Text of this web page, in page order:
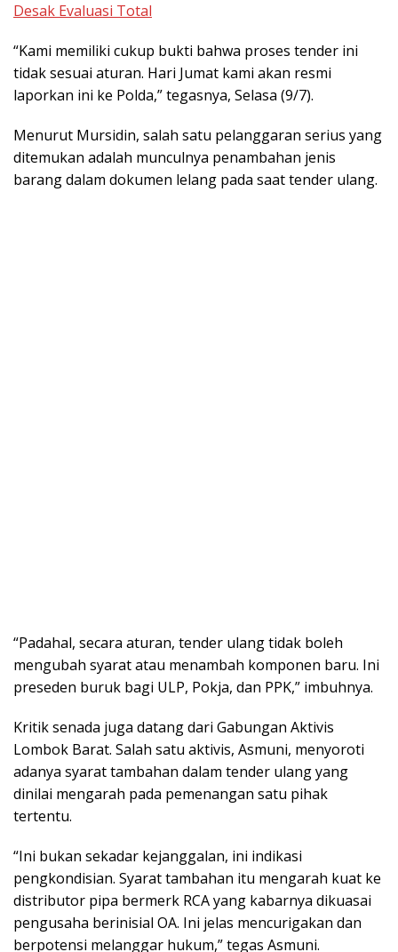
Desak Evaluasi Total
“Kami memiliki cukup bukti bahwa proses tender ini
tidak sesuai aturan. Hari Jumat kami akan resmi
laporkan ini ke Polda,” tegasnya, Selasa (9/7).
Menurut Mursidin, salah satu pelanggaran serius yang
ditemukan adalah munculnya penambahan jenis
barang dalam dokumen lelang pada saat tender ulang.
“Padahal, secara aturan, tender ulang tidak boleh
mengubah syarat atau menambah komponen baru. Ini
preseden buruk bagi ULP, Pokja, dan PPK,” imbuhnya.
Kritik senada juga datang dari Gabungan Aktivis
Lombok Barat. Salah satu aktivis, Asmuni, menyoroti
adanya syarat tambahan dalam tender ulang yang
dinilai mengarah pada pemenangan satu pihak
tertentu.
“Ini bukan sekadar kejanggalan, ini indikasi
pengkondisian. Syarat tambahan itu mengarah kuat ke
distributor pipa bermerk RCA yang kabarnya dikuasai
pengusaha berinisial OA. Ini jelas mencurigakan dan
berpotensi melanggar hukum,” tegas Asmuni.